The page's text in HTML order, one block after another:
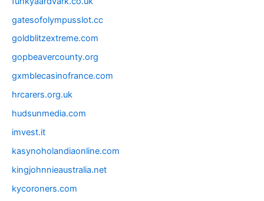
gatesofolympusslot.cc
goldblitzextreme.com
gopbeavercounty.org
gxmblecasinofrance.com
hrcarers.org.uk
hudsunmedia.com
imvest.it
kasynoholandiaonline.com
kingjohnnieaustralia.net
kycoroners.com